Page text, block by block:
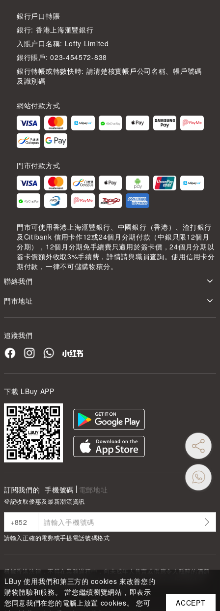
LBuy 使用我們和第三方的 cookies 來改善您的
購物體驗和服務。 當您繼續瀏覽網站，即表示
您同意我們在您的電腦上放置 cookies。 您可
ACCEPT
銀行戶口轉賬
銀行: 香港上海滙豐銀行
入賬户口名稱: Lofty Limited
銀行賬戶: 023-454572-838
銀行轉帳或轉數快時: 請清楚核實帳戶公司名稱、帳戶號碼
及識別碼
網站付款方式
門市付款方式
門市可使用香港上海滙豐銀行、中國銀行（香港）、渣打銀行
及Citibank 信用卡作12或24個月分期付款（中銀只限12個月
分期），12個月分期免手續費只適用於簽卡價，24個月分期以
簽卡價額外收取3%手續費，詳情請與職員查詢。使用信用卡分
期付款，一律不可儲購物積分。
聯絡我們
門市地址
追蹤我們
下載 LBuy APP
訂閱我們的 手機號碼 電郵地址
登記收取優惠及最新潮流資訊
請輸入正確的電郵或手提電話號碼格式
根據香港法律，不得在業務過程中，向未成年人售賣或供應令人醺醉的酒類
Under the law of Hong Kong, intoxicating liquor must not be sold or
supplied to a minor in the course of business.